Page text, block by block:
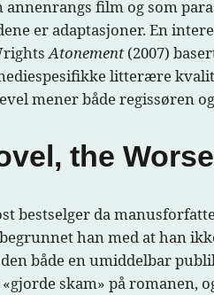
annenrangs film og som
er adaptasjoner. En
Atonement(2007)
litterære
mener både regissøren
the
bestselger da
han med at han
både en umiddelbar
skam» på romanen,